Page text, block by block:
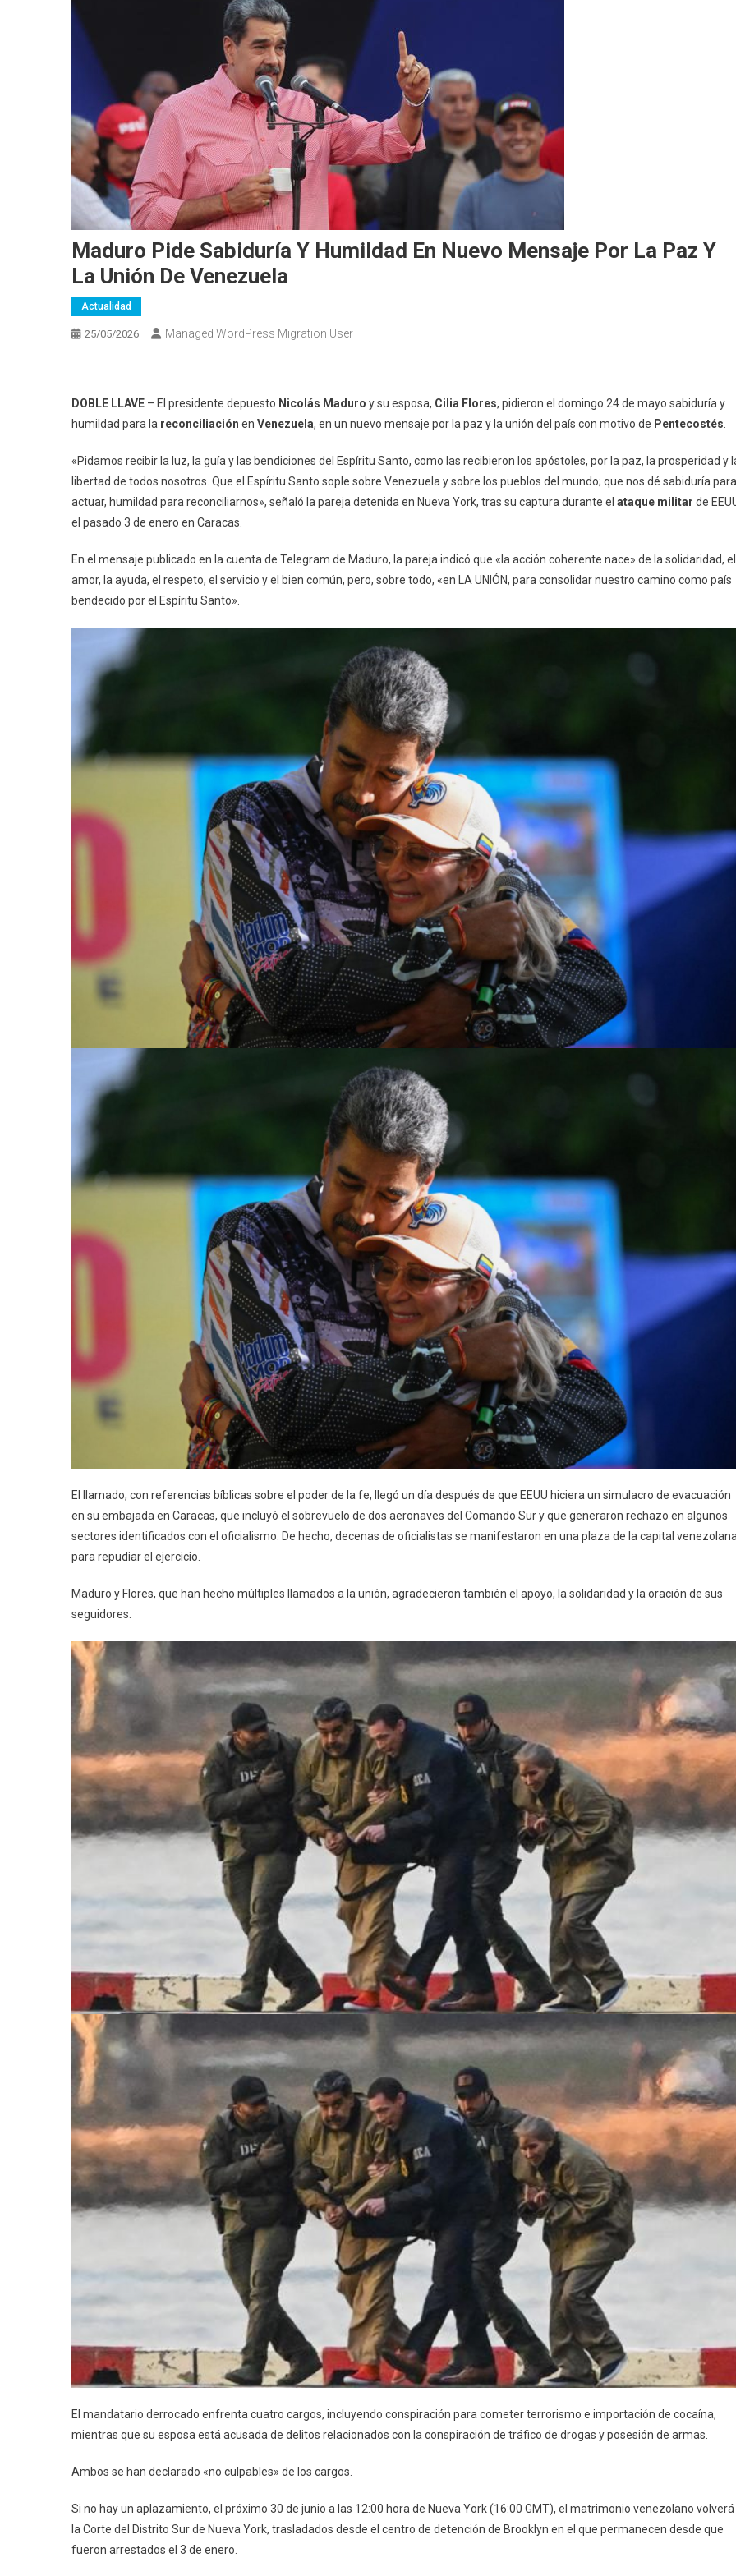
Maduro Pide Sabiduría Y Humildad En Nuevo Mensaje Por La Paz Y
La Unión De Venezuela
Actualidad
25/05/2026 Managed WordPress Migration User
DOBLE LLAVE – El presidente depuesto Nicolás Maduro y su esposa, Cilia Flores, pidieron el domingo 24 de mayo sabiduría y
humildad para la reconciliación en Venezuela, en un nuevo mensaje por la paz y la unión del país con motivo de Pentecostés
«Pidamos recibir la luz, la guía y las bendiciones del Espíritu Santo, como las recibieron los apóstoles, por la paz, la prosperidad y
libertad de todos nosotros. Que el Espíritu Santo sople sobre Venezuela y sobre los pueblos del mundo; que nos dé sabiduría para
actuar, humildad para reconciliarnos», señaló la pareja detenida en Nueva York, tras su captura durante el ataque militar de
el pasado 3 de enero en Caracas.
En el mensaje publicado en la cuenta de Telegram de Maduro, la pareja indicó que «la acción coherente nace» de la solidaridad, el
amor, la ayuda, el respeto, el servicio y el bien común, pero, sobre todo, «en LA UNIÓN, para consolidar nuestro camino como país
bendecido por el Espíritu Santo».
El llamado, con referencias bíblicas sobre el poder de la fe, llegó un día después de que EEUU hiciera un simulacro de evacuación
en su embajada en Caracas, que incluyó el sobrevuelo de dos aeronaves del Comando Sur y que generaron rechazo en algunos
sectores identificados con el oficialismo. De hecho, decenas de oficialistas se manifestaron en una plaza de la capital
para repudiar el ejercicio.
Maduro y Flores, que han hecho múltiples llamados a la unión, agradecieron también el apoyo, la solidaridad y la oración de sus
seguidores.
El mandatario derrocado enfrenta cuatro cargos, incluyendo conspiración para cometer terrorismo e importación de cocaína,
mientras que su esposa está acusada de delitos relacionados con la conspiración de tráfico de drogas y posesión de armas.
Ambos se han declarado «no culpables» de los cargos.
Si no hay un aplazamiento, el próximo 30 de junio a las 12:00 hora de Nueva York (16:00 GMT), el matrimonio venezolano volverá
la Corte del Distrito Sur de Nueva York, trasladados desde el centro de detención de Brooklyn en el que permanecen desde que
fueron arrestados el 3 de enero.